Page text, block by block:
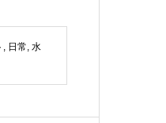
, 日常, 水